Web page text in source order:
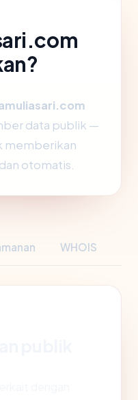
data publik —
memberikan
otomatis.
WHOIS